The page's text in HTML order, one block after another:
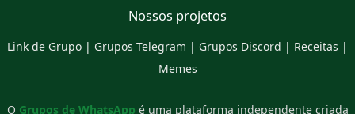
Nossos projetos
Link de Grupo | Grupos Telegram | Grupos Discord | Receitas |
Memes
O Grupos de WhatsApp é uma plataforma independente criada